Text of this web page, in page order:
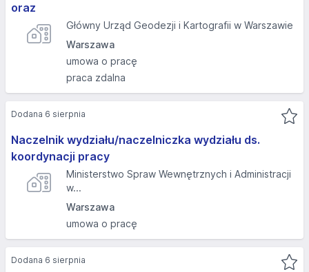
oraz
Główny Urząd Geodezji i Kartografii w Warszawie
Warszawa
umowa o pracę
praca zdalna
Naczelnik wydziału/naczelniczka wydziału ds.
koordynacji pracy
Ministerstwo Spraw Wewnętrznych i Administracji
w...
Warszawa
umowa o pracę
Dodana 6 sierpnia
Dodana 6 sierpnia